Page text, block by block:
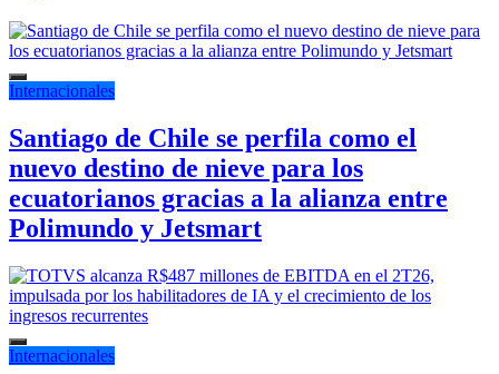
Internacionales
Santiago de Chile se perfila como el
nuevo destino de nieve para los
ecuatorianos gracias a la alianza entre
Polimundo y Jetsmart
Internacionales